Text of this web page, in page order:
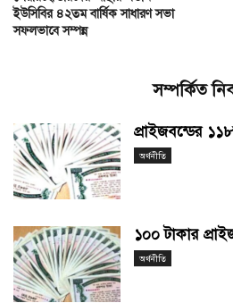
ইউসিবির ৪২তম বার্ষিক সাধারণ সভা
সফলভাবে সম্পন্ন
সম্পর্কিত
প্রাইজবন্ডের
অর্থনীতি
১০০ টাকার
অর্থনীতি